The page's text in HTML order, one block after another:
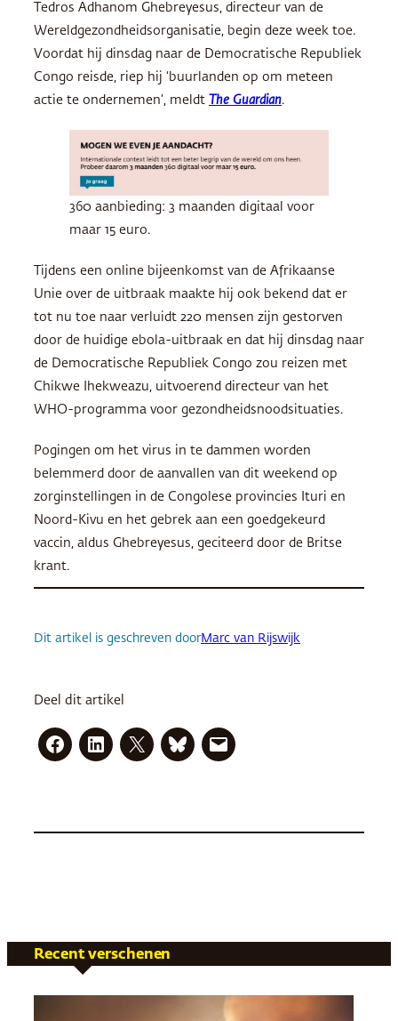
Tedros Adhanom Ghebreyesus, directeur van de
Wereldgezondheidsorganisatie, begin deze week toe.
Voordat hij dinsdag naar de Democratische Republiek
Congo reisde, riep hij ‘buurlanden op om meteen
actie te ondernemen’, meldt The Guardian.
360 aanbieding: 3 maanden digitaal voor
maar 15 euro.
Tijdens een online bijeenkomst van de Afrikaanse
Unie over de uitbraak maakte hij ook bekend dat er
tot nu toe naar verluidt 220 mensen zijn gestorven
door de huidige ebola-uitbraak en dat hij dinsdag naar
de Democratische Republiek Congo zou reizen met
Chikwe Ihekweazu, uitvoerend directeur van het
WHO-programma voor gezondheidsnoodsituaties.
Pogingen om het virus in te dammen worden
belemmerd door de aanvallen van dit weekend op
zorginstellingen in de Congolese provincies Ituri en
Noord-Kivu en het gebrek aan een goedgekeurd
vaccin, aldus Ghebreyesus, geciteerd door de Britse
krant.
Dit artikel is geschreven doorMarc van Rijswijk
Deel dit artikel
Recent verschenen